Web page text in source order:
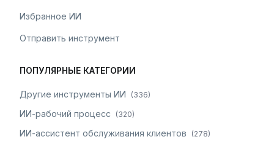
Избранное ИИ
Отправить инструмент
ПОПУЛЯРНЫЕ КАТЕГОРИИ
Другие инструменты ИИ (336)
ИИ-рабочий процесс (320)
ИИ-ассистент обслуживания клиентов (278)